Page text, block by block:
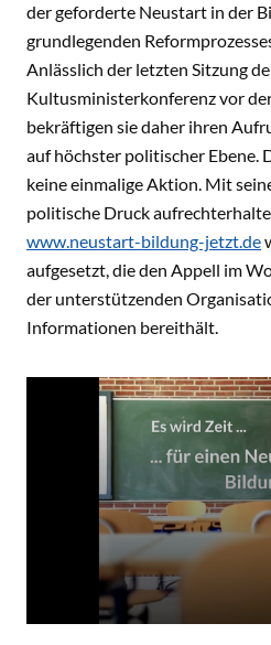
der geforderte Neustart in der
grundlegenden
Anlässlich der letzten Sitzung
Kultusministerkonferenz vor
bekräftigen sie daher ihren
auf höchster politischer Ebene.
keine einmalige Aktion. Mit
politische Druck
www.neustart-bildung-jetzt.de
aufgesetzt, die den Appell im
der unterstützenden
Informationen bereithält.